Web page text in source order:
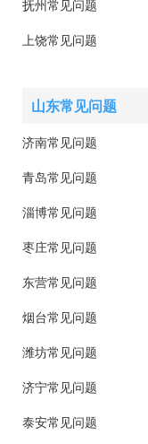
抚州常见问题
上饶常见问题
山东常见问题
济南常见问题
青岛常见问题
淄博常见问题
枣庄常见问题
东营常见问题
烟台常见问题
潍坊常见问题
济宁常见问题
泰安常见问题